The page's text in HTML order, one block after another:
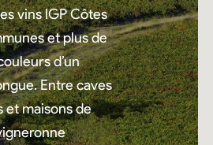
vins IGP Côtes
et plus de
d’un
Entre caves
et maisons de